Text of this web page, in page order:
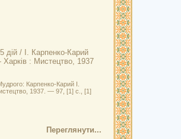
дій / І. Карпенко-Карий
: Мистецтво, 1937
Карпенко-Карий І.
1937. — 97, [1] с., [1]
Переглянути...